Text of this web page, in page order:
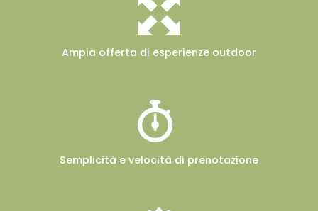
Ampia offerta di esperienze outdoor
Semplicità e velocità di prenotazione